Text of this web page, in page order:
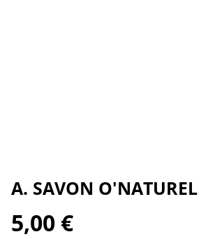
A. SAVON O'NATUREL
5,00 €